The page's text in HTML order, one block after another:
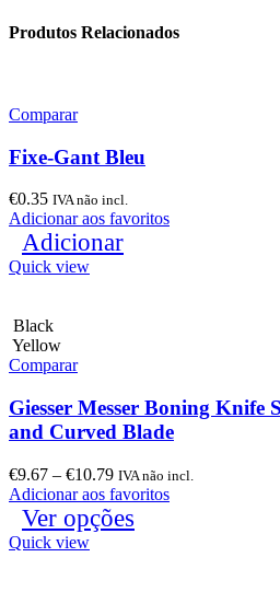
Produtos Relacionados
Comparar
Fixe-Gant Bleu
€0.35 IVA não incl.
Adicionar aos favoritos
Adicionar
Quick view
Black
Yellow
Comparar
Giesser Messer Boning Knife
and Curved Blade
€9.67 – €10.79 IVA não incl.
Adicionar aos favoritos
Ver opções
Quick view